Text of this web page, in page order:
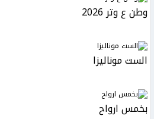
وطن ع وتر 2026
الست موناليزا
بخمس ارواح